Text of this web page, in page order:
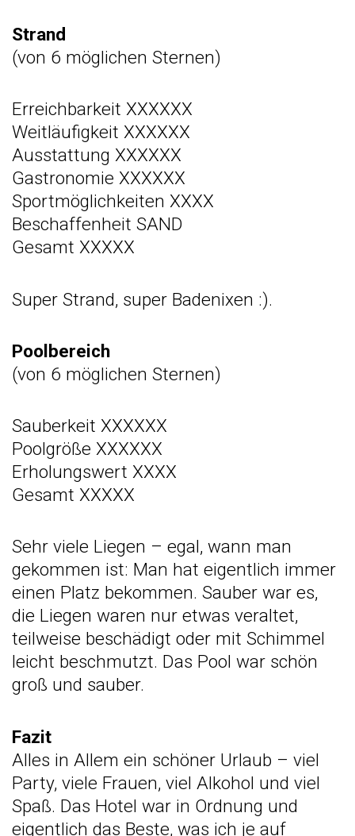
Strand
(von 6 möglichen Sternen)
Erreichbarkeit XXXXXX
Weitläufigkeit XXXXXX
Ausstattung XXXXXX
Gastronomie XXXXXX
Sportmöglichkeiten XXXX
Beschaffenheit SAND
Gesamt XXXXX
Super Strand, super Badenixen :).
Poolbereich
(von 6 möglichen Sternen)
Sauberkeit XXXXXX
Poolgröße XXXXXX
Erholungswert XXXX
Gesamt XXXXX
Sehr viele Liegen – egal, wann man
gekommen ist: Man hat eigentlich immer
einen Platz bekommen. Sauber war es,
die Liegen waren nur etwas veraltet,
teilweise beschädigt oder mit Schimmel
leicht beschmutzt. Das Pool war schön
groß und sauber.
Fazit
Alles in Allem ein schöner Urlaub – viel
Party, viele Frauen, viel Alkohol und viel
Spaß. Das Hotel war in Ordnung und
eigentlich das Beste, was ich je auf